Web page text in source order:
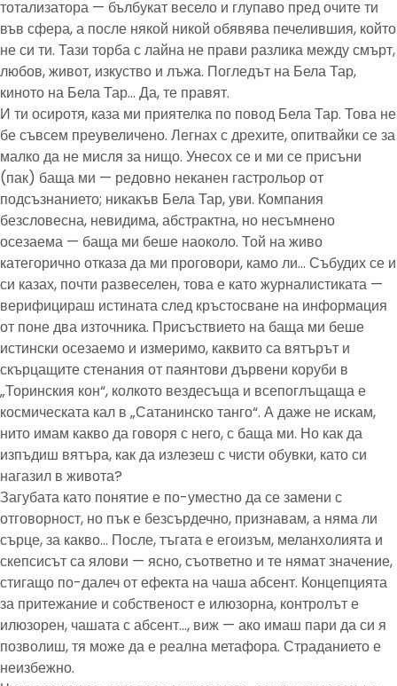
тотализатора — бълбукат весело и глупаво пред очите ти
във сфера, а после някой никой обявява печелившия, който
не си ти. Тази торба с лайна не прави разлика между смърт,
любов, живот, изкуство и лъжа. Погледът на Бела Тар,
киното на Бела Тар… Да, те правят.
И ти осиротя, каза ми приятелка по повод Бела Тар. Това не
бе съвсем преувеличено. Легнах с дрехите, опитвайки се за
малко да не мисля за нищо. Унесох се и ми се присъни
(пак) баща ми — редовно неканен гастрольор от
подсъзнанието; никакъв Бела Тар, уви. Компания
безсловесна, невидима, абстрактна, но несъмнено
осезаема — баща ми беше наоколо. Той на живо
категорично отказа да ми проговори, камо ли… Събудих се и
си казах, почти развеселен, това е като журналистиката —
верифицираш истината след кръстосване на информация
от поне два източника. Присъствието на баща ми беше
истински осезаемо и измеримо, каквито са вятърът и
скърцащите стенания от паянтови дървени коруби в
„Торинския кон“, колкото вездесъща и всепоглъщаща е
космическата кал в „Сатанинско танго“. А даже не искам,
нито имам какво да говоря с него, с баща ми. Но как да
изпъдиш вятъра, как да излезеш с чисти обувки, като си
нагазил в живота?
Загубата като понятие е по-уместно да се замени с
отговорност, но пък е безсърдечно, признавам, а няма ли
сърце, за какво… После, тъгата е егоизъм, меланхолията и
скепсисът са ялови — ясно, съответно и те нямат значение,
стигащо по-далеч от ефекта на чаша абсент. Концепцията
за притежание и собственост е илюзорна, контролът е
илюзорен, чашата с абсент…, виж — ако имаш пари да си я
позволиш, тя може да е реална метафора. Страданието е
неизбежно.